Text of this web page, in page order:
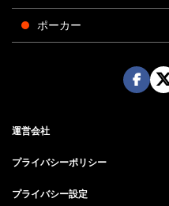
ポーカー
運営会社
プライバシーポリシー
プライバシー設定